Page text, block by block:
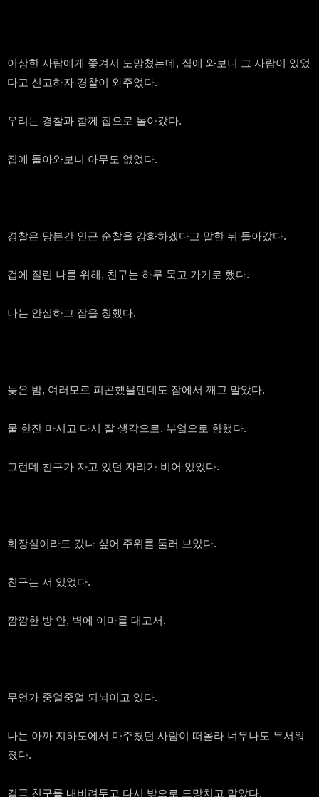
이상한 사람에게 쫓겨서 도망쳤는데, 집에 와보니 그 사람이 있었
다고 신고하자 경찰이 와주었다.
우리는 경찰과 함께 집으로 돌아갔다.
집에 돌아와보니 아무도 없었다.
경찰은 당분간 인근 순찰을 강화하겠다고 말한 뒤 돌아갔다.
겁에 질린 나를 위해, 친구는 하루 묵고 가기로 했다.
나는 안심하고 잠을 청했다.
늦은 밤, 여러모로 피곤했을텐데도 잠에서 깨고 말았다.
물 한잔 마시고 다시 잘 생각으로, 부엌으로 향했다.
그런데 친구가 자고 있던 자리가 비어 있었다.
화장실이라도 갔나 싶어 주위를 둘러 보았다.
친구는 서 있었다.
깜깜한 방 안, 벽에 이마를 대고서.
무언가 중얼중얼 되뇌이고 있다.
나는 아까 지하도에서 마주쳤던 사람이 떠올라 너무나도 무서워
졌다.
결국 친구를 내버려두고 다시 밖으로 도망치고 말았다.